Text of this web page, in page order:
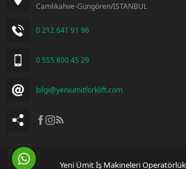
Camlıkahve-Güngören/İSTANBUL
0 212 641 91 96
0 555 800 45 29
bilgi@yeniumitforklift.com
Yeni Ümit İş Makineleri